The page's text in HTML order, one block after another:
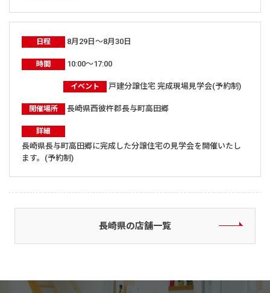
日程 8月29日～8月30日
時間 10:00～17:00
イベント 戸建分譲住宅 完成現場見学会(予約制)
開催場所 長崎県西彼杵郡長与町高田郷
詳細
長崎県長与町高田郷に完成した分譲住宅の見学会を開催いたし
ます。(予約制)
長崎県の店舗一覧